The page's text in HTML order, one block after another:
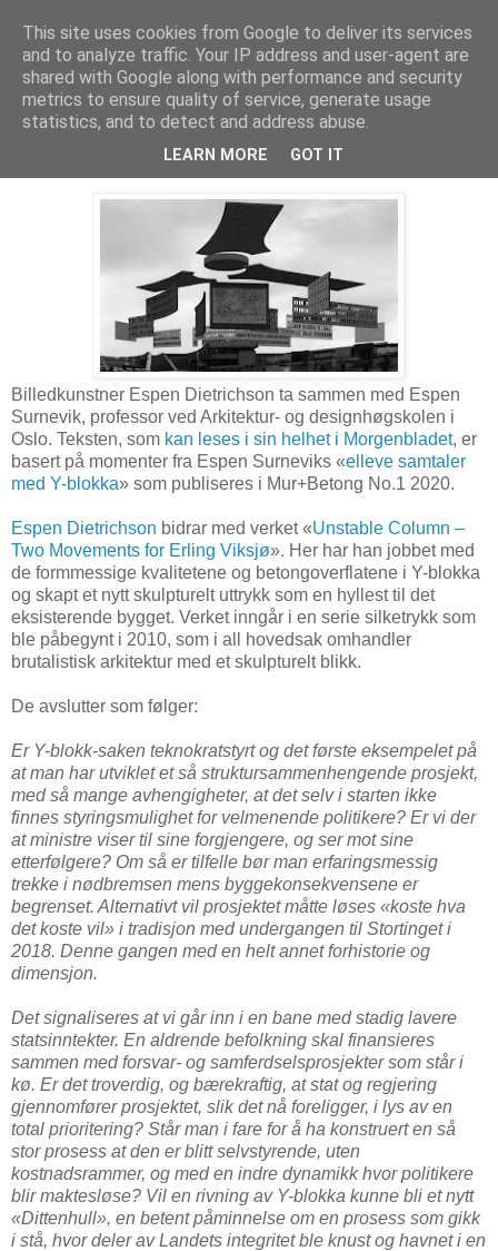
Arkitektur & Miljøteknologi
11 mars 2020
Y-blokka og det norske samfunnet
Billedkunstner Espen Dietrichson ta sammen med Espen
Surnevik, professor ved Arkitektur- og designhøgskolen i
Oslo. Teksten, som kan leses i sin helhet i Morgenbladet, er
basert på momenter fra Espen Surneviks «elleve samtaler
med Y-blokka» som publiseres i Mur+Betong No.1 2020.
Espen Dietrichson bidrar med verket «Unstable Column –
Two Movements for Erling Viksjø». Her har han jobbet med
de formmessige kvalitetene og betongoverflatene i Y-blokka
og skapt et nytt skulpturelt uttrykk som en hyllest til det
eksisterende bygget. Verket inngår i en serie silketrykk som
ble påbegynt i 2010, som i all hovedsak omhandler
brutalistisk arkitektur med et skulpturelt blikk.
De avslutter som følger:
Er Y-blokk-saken teknokratstyrt og det første eksempelet på
at man har utviklet et så struktursammenhengende prosjekt,
med så mange avhengigheter, at det selv i starten ikke
finnes styringsmulighet for velmenende politikere? Er vi der
at ministre viser til sine forgjengere, og ser mot sine
etterfølgere? Om så er tilfelle bør man erfaringsmessig
trekke i nødbremsen mens byggekonsekvensene er
begrenset. Alternativt vil prosjektet måtte løses «koste hva
det koste vil» i tradisjon med undergangen til Stortinget i
2018. Denne gangen med en helt annet forhistorie og
dimensjon.
Det signaliseres at vi går inn i en bane med stadig lavere
statsinntekter. En aldrende befolkning skal finansieres
sammen med forsvar- og samferdselsprosjekter som står i
kø. Er det troverdig, og bærekraftig, at stat og regjering
gjennomfører prosjektet, slik det nå foreligger, i lys av en
total prioritering? Står man i fare for å ha konstruert en så
stor prosess at den er blitt selvstyrende, uten
kostnadsrammer, og med en indre dynamikk hvor politikere
blir maktesløse? Vil en rivning av Y-blokka kunne bli et nytt
«Dittenhull», en betent påminnelse om en prosess som gikk
i stå, hvor deler av Landets integritet ble knust og havnet i en
This site uses cookies from Google to deliver its services
and to analyze traffic. Your IP address and user-agent are
shared with Google along with performance and security
metrics to ensure quality of service, generate usage
statistics, and to detect and address abuse.
LEARN MORE GOT IT